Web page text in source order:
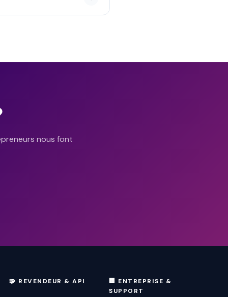
nous font
🧩 REVENDEUR & API
🏢 ENTREPRISE &
SUPPORT